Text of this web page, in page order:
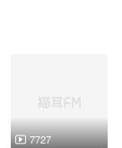
7727